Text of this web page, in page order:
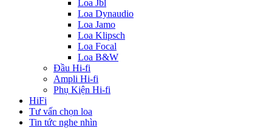
Loa Jbl
Loa Dynaudio
Loa Jamo
Loa Klipsch
Loa Focal
Loa B&W
Đầu Hi-fi
Ampli Hi-fi
Phụ Kiện Hi-fi
HiFi
Tư vấn chọn loa
Tin tức nghe nhìn